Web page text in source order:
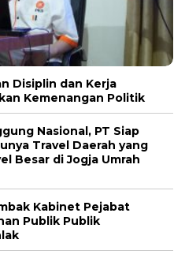
Disiplin dan Kerja
Kemenangan Politik
Nasional, PT Siap
Travel Daerah yang
Besar di Jogja Umrah
Kabinet Pejabat
Publik Publik